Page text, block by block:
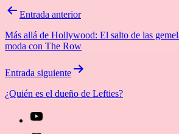
Navegación
entradas
Entrada anterior
Más allá de Hollywood: El salto de las
moda con The Row
Entrada siguiente
¿Quién es el dueño de Lefties?